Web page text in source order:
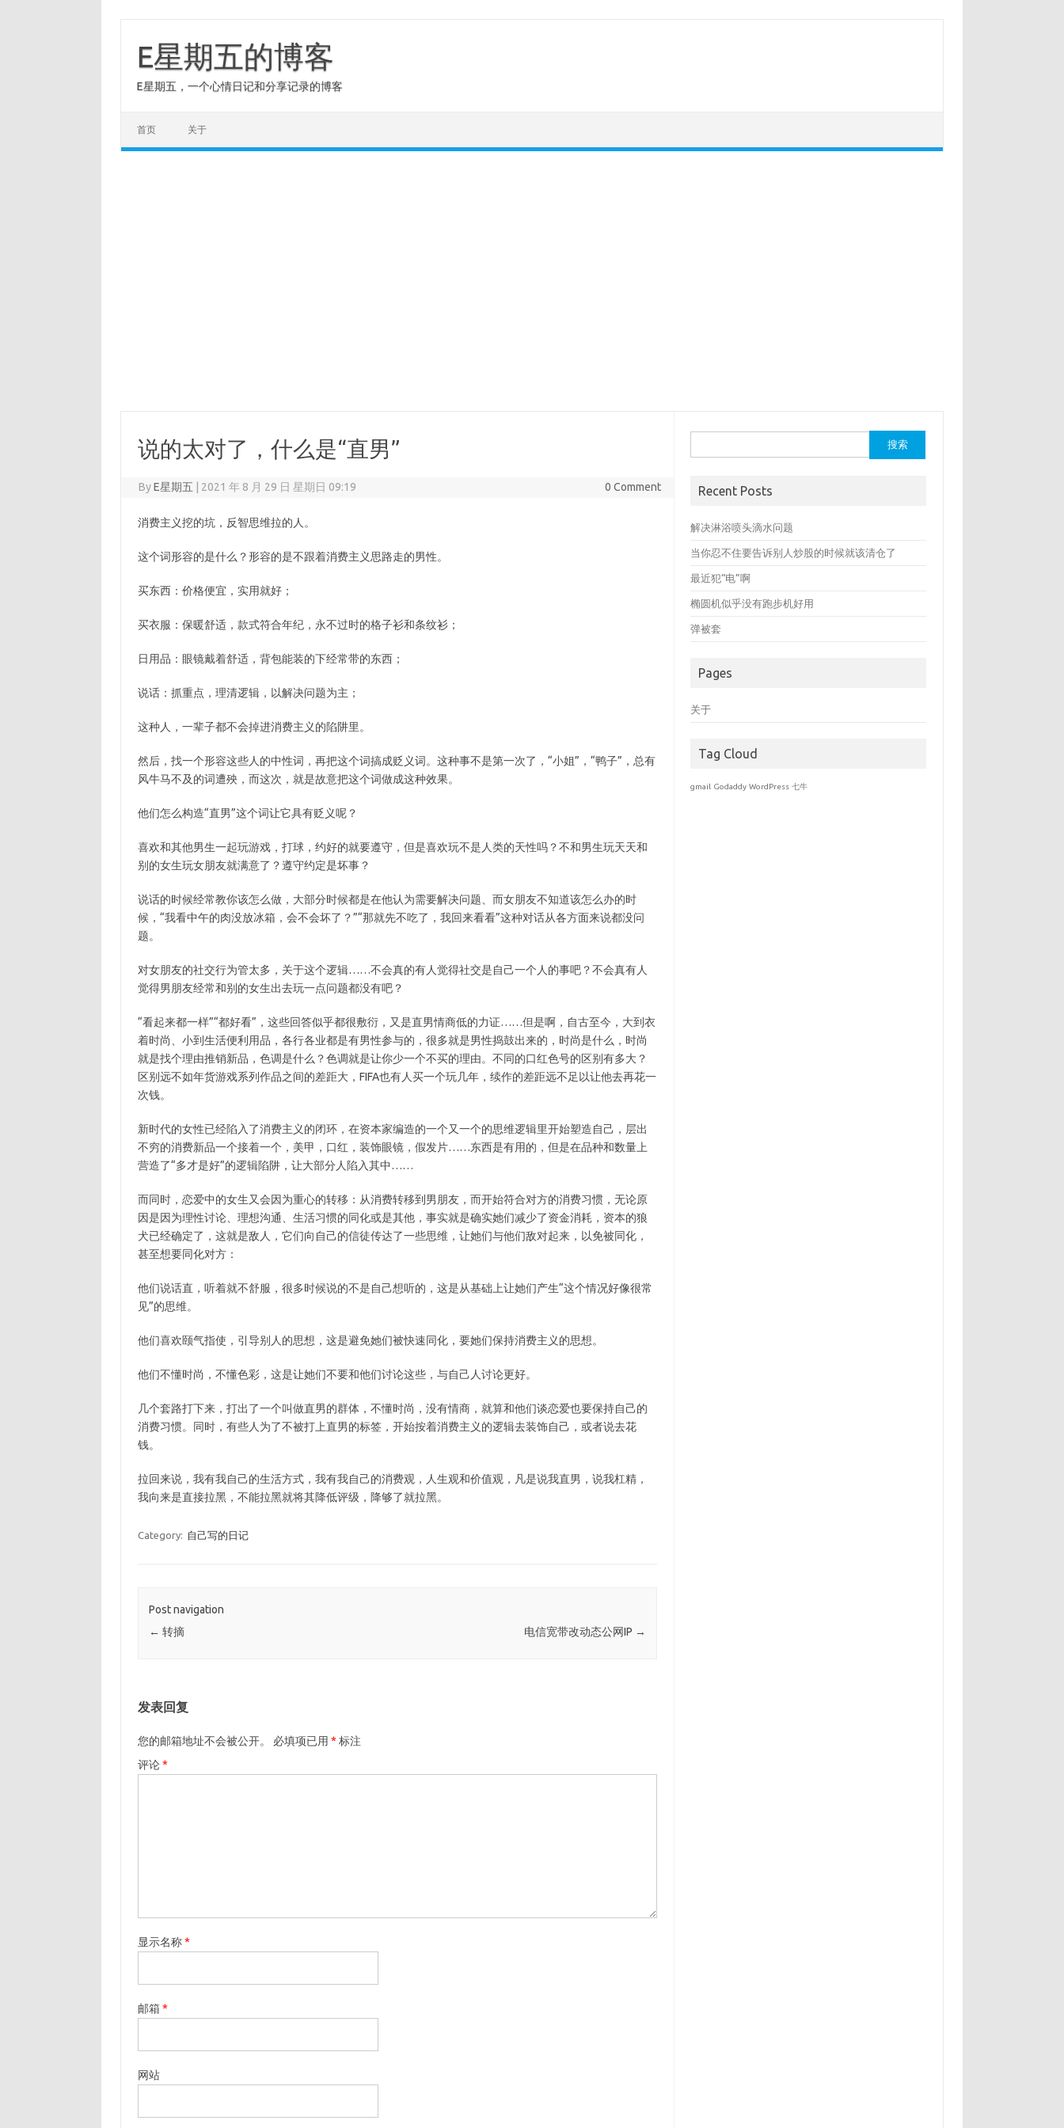
contentE星期五的博客
E星期五，一个心情日记和分享记录的博客
首页 关于
说的太对了，什么是“直男”
ByE星期五 2021 年 8 月 29 日 星期日 09:19 0 Comment
消费主义挖的坑，反智思维拉的人。
这个词形容的是什么？形容的是不跟着消费主义思路走的男性。
买东西：价格便宜，实用就好；
买衣服：保暖舒适，款式符合年纪，永不过时的格子衫和条纹衫；
日用品：眼镜戴着舒适，背包能装的下经常带的东西；
说话：抓重点，理清逻辑，以解决问题为主；
这种人，一辈子都不会掉进消费主义的陷阱里。
然后，找一个形容这些人的中性词，再把这个词搞成贬义词。这种事不是第一次了，“小姐”，“鸭子”，总有
风牛马不及的词遭殃，而这次，就是故意把这个词做成这种效果。
他们怎么构造“直男”这个词让它具有贬义呢？
喜欢和其他男生一起玩游戏，打球，约好的就要遵守，但是喜欢玩不是人类的天性吗？不和男生玩天天和
别的女生玩女朋友就满意了？遵守约定是坏事？
说话的时候经常教你该怎么做，大部分时候都是在他认为需要解决问题、而女朋友不知道该怎么办的时
候，“我看中午的肉没放冰箱，会不会坏了？”“那就先不吃了，我回来看看”这种对话从各方面来说都没问
题。
对女朋友的社交行为管太多，关于这个逻辑……不会真的有人觉得社交是自己一个人的事吧？不会真有人
觉得男朋友经常和别的女生出去玩一点问题都没有吧？
“看起来都一样”“都好看”，这些回答似乎都很敷衍，又是直男情商低的力证……但是啊，自古至今，大到衣
着时尚、小到生活便利用品，各行各业都是有男性参与的，很多就是男性捣鼓出来的，时尚是什么，时尚
就是找个理由推销新品，色调是什么？色调就是让你少一个不买的理由。不同的口红色号的区别有多大？
区别远不如年货游戏系列作品之间的差距大，FIFA也有人买一个玩几年，续作的差距远不足以让他去再花一
次钱。
新时代的女性已经陷入了消费主义的闭环，在资本家编造的一个又一个的思维逻辑里开始塑造自己，层出
不穷的消费新品一个接着一个，美甲，口红，装饰眼镜，假发片……东西是有用的，但是在品种和数量上
营造了“多才是好”的逻辑陷阱，让大部分人陷入其中……
而同时，恋爱中的女生又会因为重心的转移：从消费转移到男朋友，而开始符合对方的消费习惯，无论原
因是因为理性讨论、理想沟通、生活习惯的同化或是其他，事实就是确实她们减少了资金消耗，资本的狼
犬已经确定了，这就是敌人，它们向自己的信徒传达了一些思维，让她们与他们敌对起来，以免被同化，
甚至想要同化对方：
他们说话直，听着就不舒服，很多时候说的不是自己想听的，这是从基础上让她们产生“这个情况好像很常
见”的思维。
他们喜欢颐气指使，引导别人的思想，这是避免她们被快速同化，要她们保持消费主义的思想。
他们不懂时尚，不懂色彩，这是让她们不要和他们讨论这些，与自己人讨论更好。
几个套路打下来，打出了一个叫做直男的群体，不懂时尚，没有情商，就算和他们谈恋爱也要保持自己的
消费习惯。同时，有些人为了不被打上直男的标签，开始按着消费主义的逻辑去装饰自己，或者说去花
钱。
拉回来说，我有我自己的生活方式，我有我自己的消费观，人生观和价值观，凡是说我直男，说我杠精，
我向来是直接拉黑，不能拉黑就将其降低评级，降够了就拉黑。
Category: 自己写的日记
Post navigation
← 转摘 电信宽带改动态公网IP →
发表回复
您的邮箱地址不会被公开。 必填项已用 * 标注
评论*
显示名称*
邮箱*
网站
索：
Recent Posts
解决淋浴喷头滴水问题
当你忍不住要告诉别人炒股的时候就该清仓了
最近犯“电”啊
椭圆机似乎没有跑步机好用
弹被套
Pages
关于
Tag Cloud
gmail Godaddy WordPress 七牛